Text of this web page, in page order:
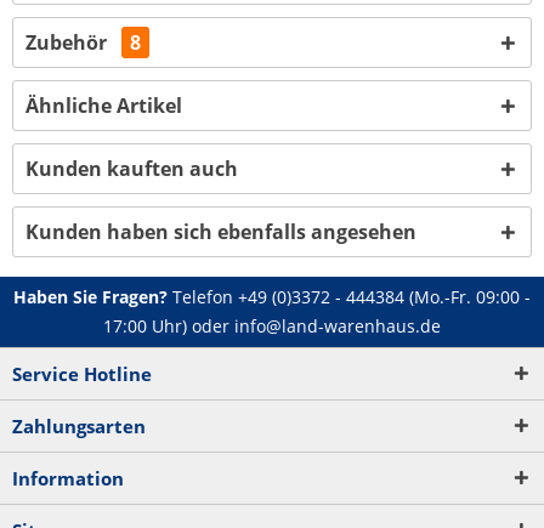
Zubehör 8
Ähnliche Artikel
Kunden kauften auch
Kunden haben sich ebenfalls angesehen
Haben Sie Fragen? Telefon +49 (0)3372 - 444384 (Mo.-Fr. 09:00 -
17:00 Uhr) oder info@land-warenhaus.de
Service Hotline
Zahlungsarten
Information